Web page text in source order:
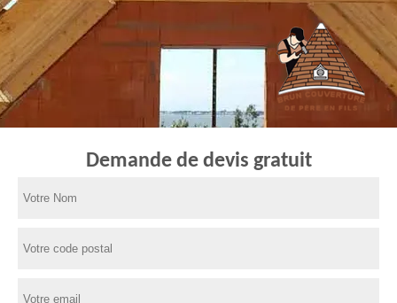
Demande de devis gratuit